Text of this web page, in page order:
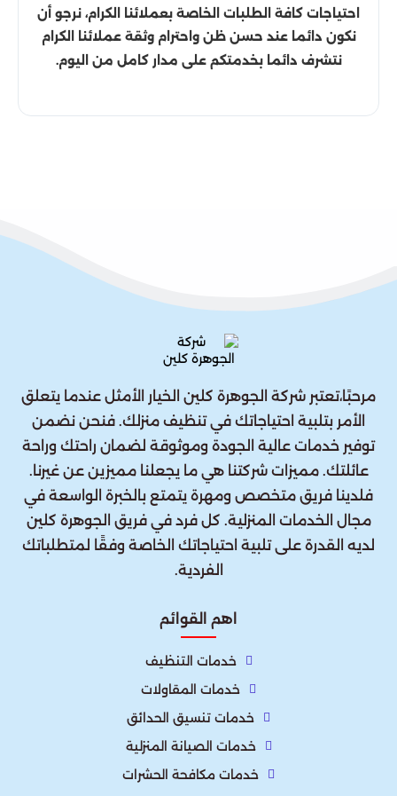
احتياجات كافة الطلبات الخاصة بعملائنا الكرام، نرجو أن
نكون دائما عند حسن ظن واحترام وثقة عملائنا الكرام
نتشرف دائما بخدمتكم على مدار كامل من اليوم.
مرحبًا،تعتبر شركة الجوهرة كلين الخيار الأمثل عندما يتعلق
الأمر بتلبية احتياجاتك في تنظيف منزلك. فنحن نضمن
توفير خدمات عالية الجودة وموثوقة لضمان راحتك وراحة
عائلتك. مميزات شركتنا هي ما يجعلنا مميزين عن غيرنا.
فلدينا فريق متخصص ومهرة يتمتع بالخبرة الواسعة في
مجال الخدمات المنزلية. كل فرد في فريق الجوهرة كلين
لديه القدرة على تلبية احتياجاتك الخاصة وفقًا لمتطلباتك
الفردية.
اهم القوائم
خدمات التنظيف
خدمات المقاولات
خدمات تنسيق الحدائق
خدمات الصيانة المنزلية
خدمات مكافحة الحشرات